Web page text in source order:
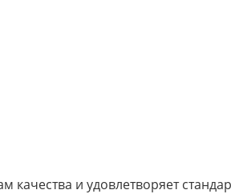
качества и удовлетворяет